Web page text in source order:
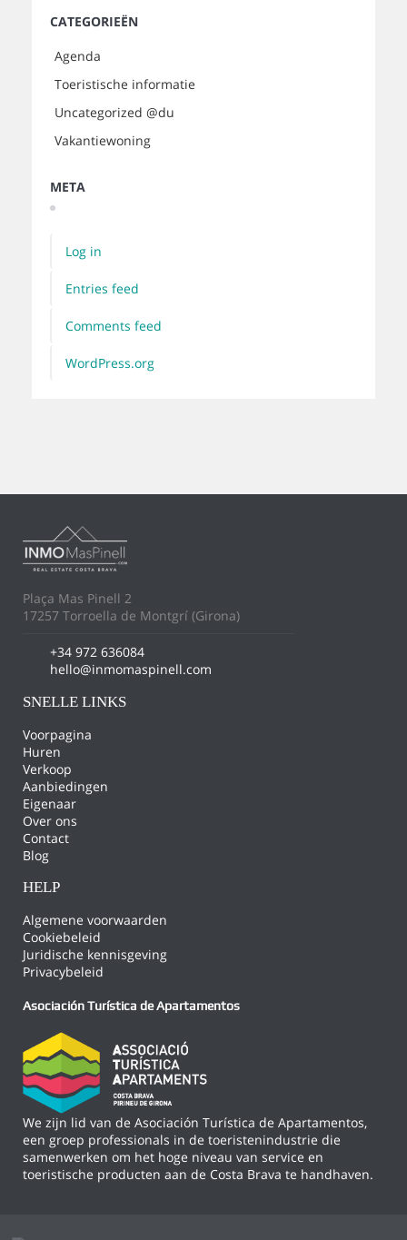
CATEGORIEËN
Agenda
Toeristische informatie
Uncategorized @du
Vakantiewoning
META
Log in
Entries feed
Comments feed
WordPress.org
Plaça Mas Pinell 2
17257 Torroella de Montgrí (Girona)
+34 972 636084
hello@inmomaspinell.com
SNELLE LINKS
Voorpagina
Huren
Verkoop
Aanbiedingen
Eigenaar
Over ons
Contact
Blog
HELP
Algemene voorwaarden
Cookiebeleid
Juridische kennisgeving
Privacybeleid
Asociación Turística de Apartamentos
We zijn lid van de Asociación Turística de Apartamentos,
een groep professionals in de toeristenindustrie die
samenwerken om het hoge niveau van service en
toeristische producten aan de Costa Brava te handhaven.